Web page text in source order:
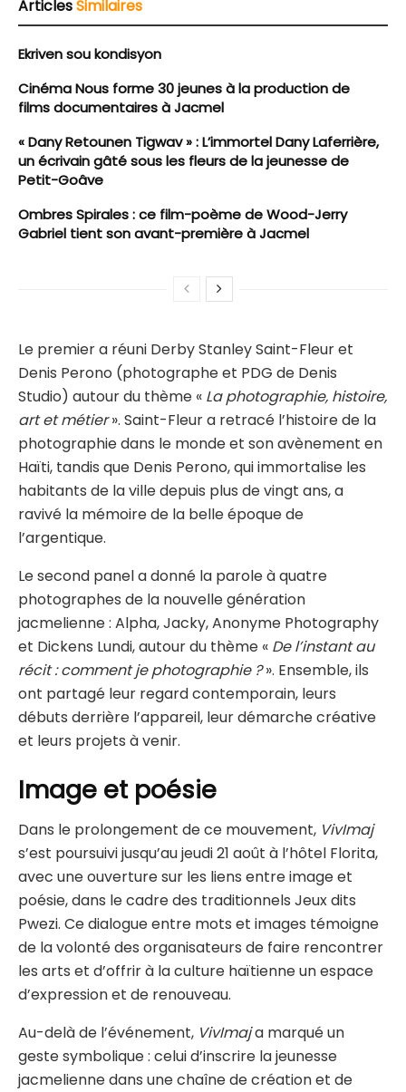
ArticlesSimilaires
Ekriven sou kondisyon
Cinéma Nous forme 30 jeunes à la production de
films documentaires à Jacmel
« Dany Retounen Tigwav » : L’immortel Dany Laferrière,
un écrivain gâté sous les fleurs de la jeunesse de
Petit-Goâve
Ombres Spirales : ce film-poème de Wood-Jerry
Gabriel tient son avant-première à Jacmel
Le premier a réuni Derby Stanley Saint-Fleur et
Denis Perono (photographe et PDG de Denis
Studio) autour du thème « La photographie, histoire,
art et métier». Saint-Fleur a retracé l’histoire de la
photographie dans le monde et son avènement en
Haïti, tandis que Denis Perono, qui immortalise les
habitants de la ville depuis plus de vingt ans, a
ravivé la mémoire de la belle époque de
l’argentique.
Le second panel a donné la parole à quatre
photographes de la nouvelle génération
jacmelienne : Alpha, Jacky, Anonyme Photography
et Dickens Lundi, autour du thème « De l’instant au
récit : comment je photographie ?». Ensemble, ils
ont partagé leur regard contemporain, leurs
débuts derrière l’appareil, leur démarche créative
et leurs projets à venir.
Image et poésie
Dans le prolongement de ce mouvement, VivImaj
s’est poursuivi jusqu’au jeudi 21 août à l’hôtel Florita,
avec une ouverture sur les liens entre image et
poésie, dans le cadre des traditionnels Jeux dits
Pwezi. Ce dialogue entre mots et images témoigne
de la volonté des organisateurs de faire rencontrer
les arts et d’offrir à la culture haïtienne un espace
d’expression et de renouveau.
Au-delà de l’événement, VivImaja marqué un
geste symbolique : celui d’inscrire la jeunesse
jacmelienne dans une chaîne de création et de